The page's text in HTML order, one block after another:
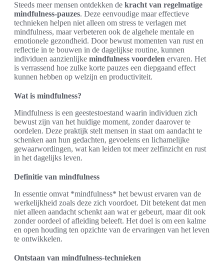
Steeds meer mensen ontdekken de kracht van regelmatige
mindfulness-pauzes. Deze eenvoudige maar effectieve
technieken helpen niet alleen om stress te verlagen met
mindfulness, maar verbeteren ook de algehele mentale en
emotionele gezondheid. Door bewust momenten van rust en
reflectie in te bouwen in de dagelijkse routine, kunnen
individuen aanzienlijke mindfulness voordelen ervaren. Het
is verrassend hoe zulke korte pauzes een diepgaand effect
kunnen hebben op welzijn en productiviteit.
Wat is mindfulness?
Mindfulness is een geestestoestand waarin individuen zich
bewust zijn van het huidige moment, zonder daarover te
oordelen. Deze praktijk stelt mensen in staat om aandacht te
schenken aan hun gedachten, gevoelens en lichamelijke
gewaarwordingen, wat kan leiden tot meer zelfinzicht en rust
in het dagelijks leven.
Definitie van mindfulness
In essentie omvat *mindfulness* het bewust ervaren van de
werkelijkheid zoals deze zich voordoet. Dit betekent dat men
niet alleen aandacht schenkt aan wat er gebeurt, maar dit ook
zonder oordeel of afleiding beleeft. Het doel is om een kalme
en open houding ten opzichte van de ervaringen van het leven
te ontwikkelen.
Ontstaan van mindfulness-technieken